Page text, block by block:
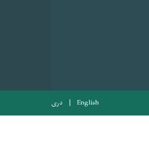
English دری